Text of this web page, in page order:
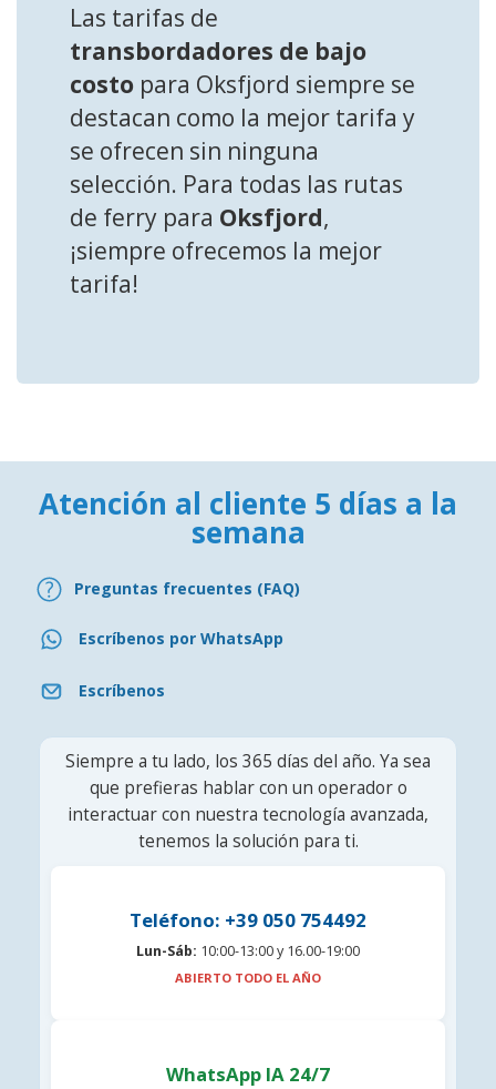
Las tarifas de
transbordadores de bajo
costo para Oksfjord siempre se
destacan como la mejor tarifa y
se ofrecen sin ninguna
selección. Para todas las rutas
de ferry para Oksfjord,
¡siempre ofrecemos la mejor
tarifa!
Atención al cliente 5 días a la
semana
Preguntas frecuentes (FAQ)
Escríbenos por WhatsApp
Escríbenos
Siempre a tu lado, los 365 días del año. Ya sea
que prefieras hablar con un operador o
interactuar con nuestra tecnología avanzada,
tenemos la solución para ti.
Teléfono: +39 050 754492
Lun-Sáb: 10:00-13:00 y 16.00-19:00
ABIERTO TODO EL AÑO
WhatsApp IA 24/7